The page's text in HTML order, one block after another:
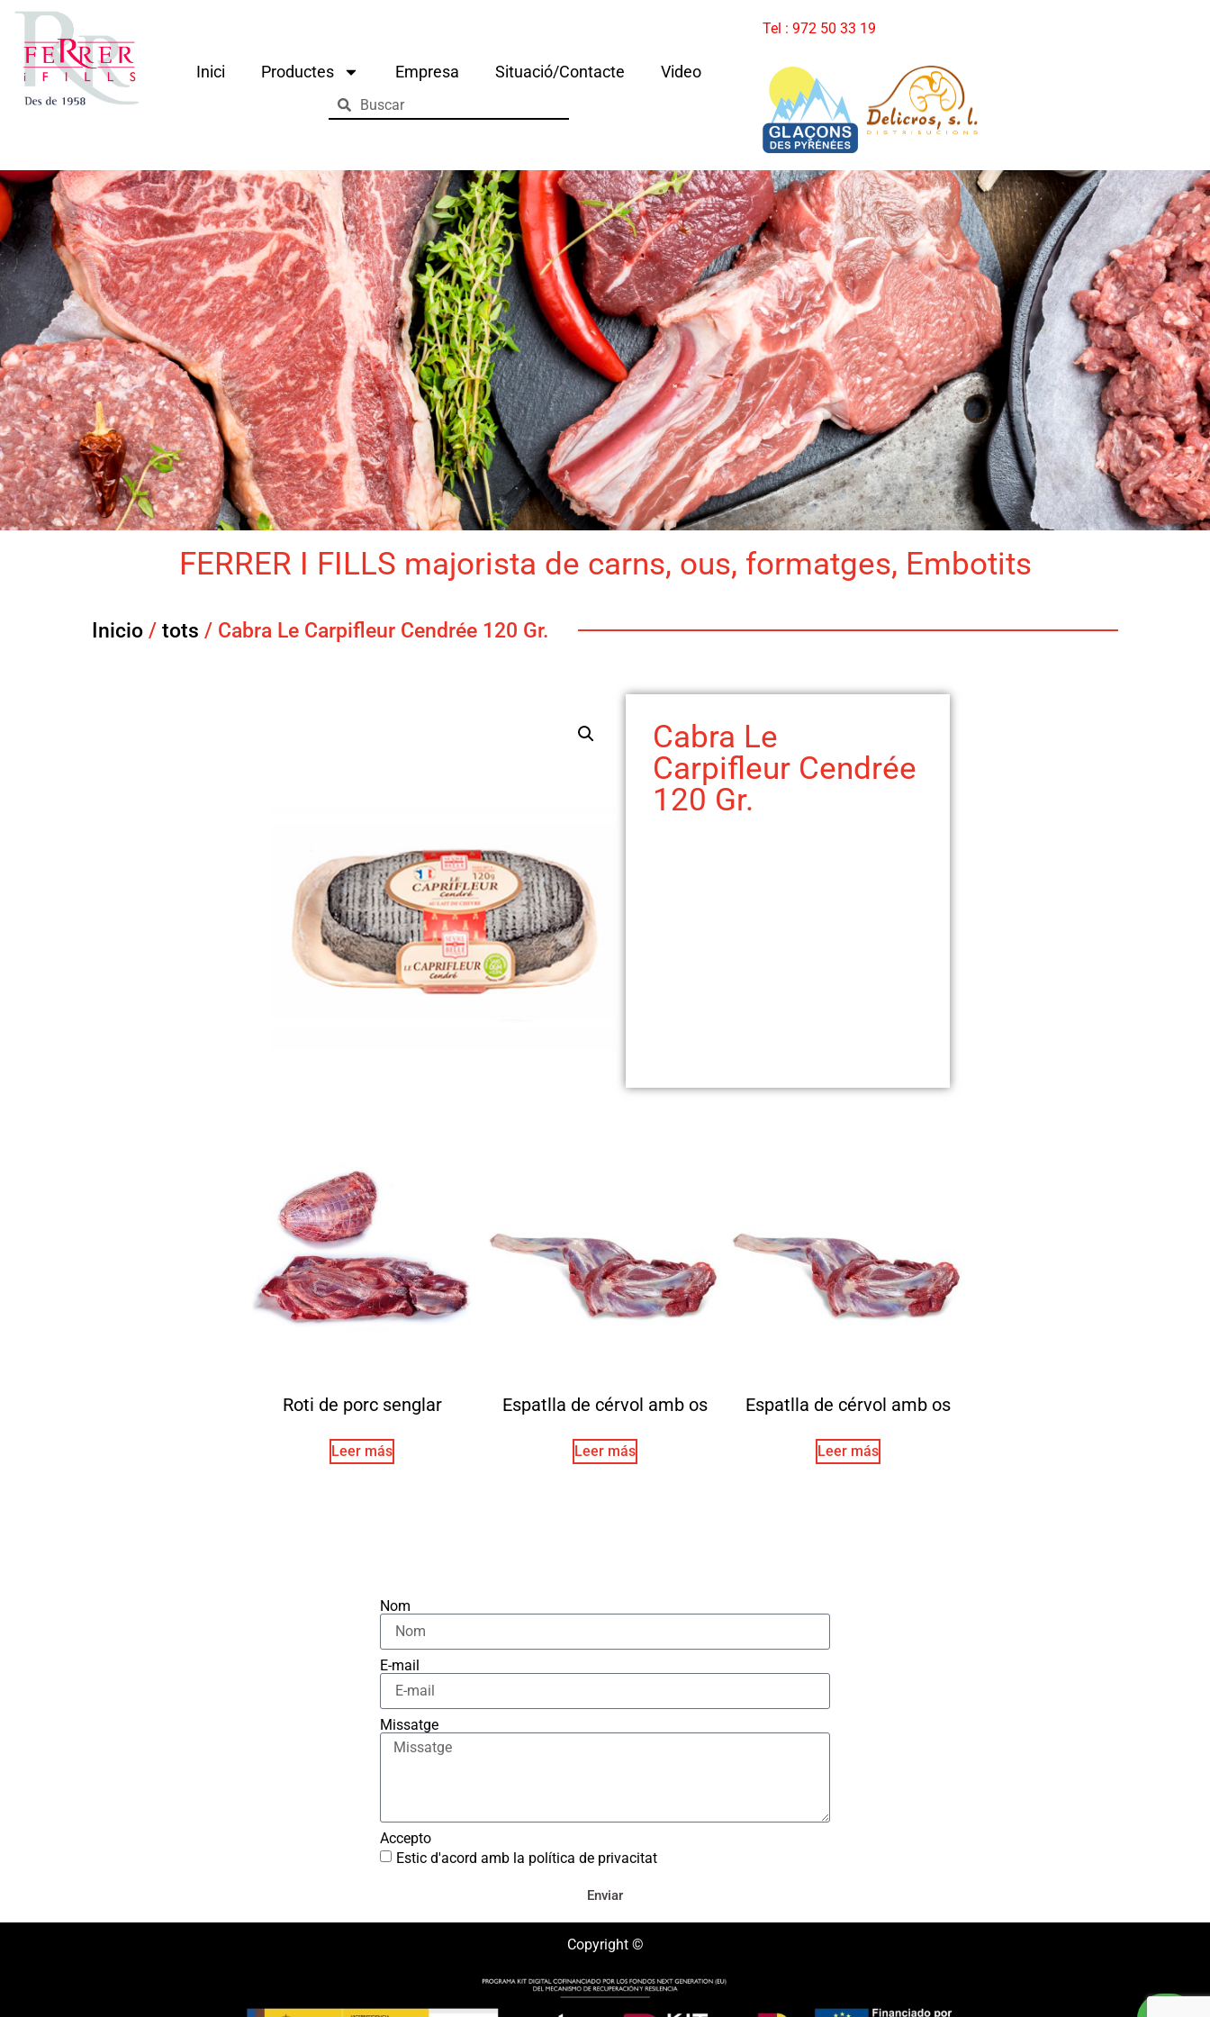
Inici Productes Empresa Situació/Contacte Video
Tel : 972 50 33 19
FERRER I FILLS majorista de carns, ous, formatges, Embotits
Inicio / tots / Cabra Le Carpifleur Cendrée 120 Gr.
Cabra Le
Carpifleur Cendrée
120 Gr.
Roti de porc senglar
Leer más
Espatlla de cérvol amb os
Leer más
Espatlla de cérvol amb os
Leer más
Nom
E-mail
Missatge
Accepto
Estic d'acord amb la política de privacitat
Enviar
Copyright ©